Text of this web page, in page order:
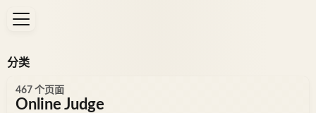
分类
467 个页面
Online Judge